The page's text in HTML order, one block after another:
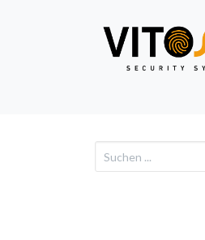
Video